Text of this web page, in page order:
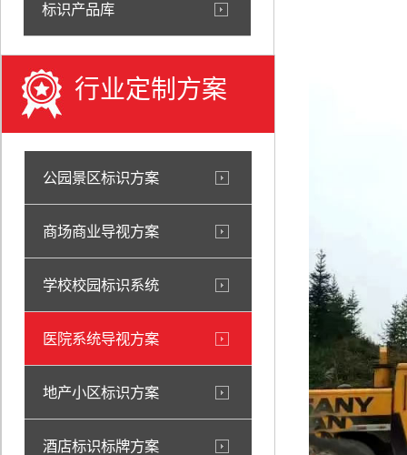
标识产品库
行业定制方案
公园景区标识方案
商场商业导视方案
学校校园标识系统
医院系统导视方案
地产小区标识方案
酒店标识标牌方案